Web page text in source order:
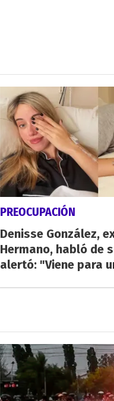
PREOCUPACIÓN
Denisse González,
Hermano, habló de
alertó: "Viene para